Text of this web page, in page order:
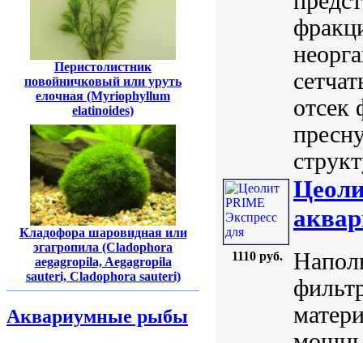
Перистолистник
повойничковый или уруть
елочная (Myriophyllum
elatinoides)
Кладофора шаровидная или
эгагропила (Cladophora
aegagropila, Aegagropila
sauteri, Cladophora sauteri)
Аквариумные рыбы
отсек
1110 руб.